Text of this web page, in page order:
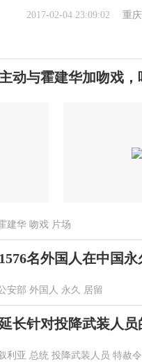
2017-02-04 23:09:02 重庆
动与霍建华加吻戏
建华 吻戏 片场
名外国人在中国永
安部 外国人 永久 居留
长针对投降武装人员
利亚 总统 投降武装人员 特赦令